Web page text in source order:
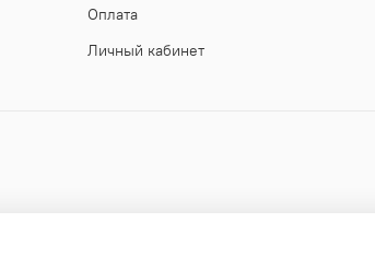
Оплата
Личный кабинет